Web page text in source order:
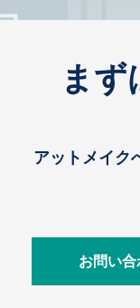
ま
アットメイク
お問い